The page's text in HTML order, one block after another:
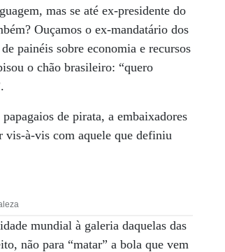
mas se até ex-presidente do
Ouçamos o ex-mandatário dos
painéis sobre economia e recursos
o chão brasileiro: “quero
de pirata, a embaixadores
vis-à-vis com aquele que definiu
mundial à galeria daquelas das
não para “matar” a bola que vem